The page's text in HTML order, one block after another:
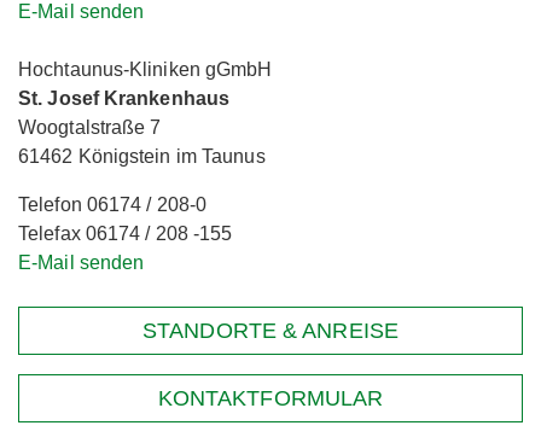
E-Mail senden
Hochtaunus-Kliniken gGmbH
St. Josef Krankenhaus
Woogtalstraße 7
61462 Königstein im Taunus
Telefon 06174 / 208-0
Telefax 06174 / 208 -155
E-Mail senden
STANDORTE & ANREISE
KONTAKTFORMULAR